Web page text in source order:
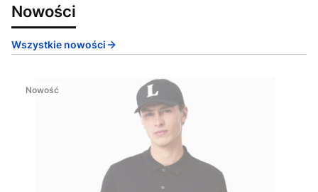
Nowości
Wszystkie nowości
Nowość